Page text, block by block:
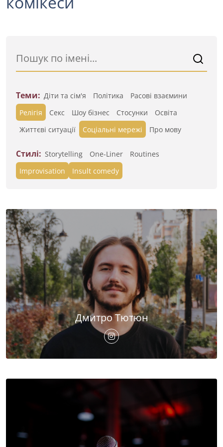
Теми: Діти та сім'я Політика
Расові взаємини
Релігія
Секс Шоу бізнес Стосунки
Освіта
Життєві ситуації
Cоціальні мережі Про мову
Стилі: Storytelling One-Liner
Routines
Improvisation
Insult comedy
Дмитро Тютюн